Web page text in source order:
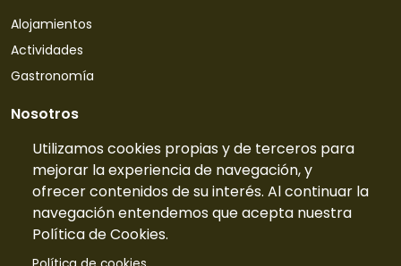
Utilizamos cookies propias y de terceros para
mejorar la experiencia de navegación, y
ofrecer contenidos de su interés. Al continuar la
navegación entendemos que acepta nuestra
Política de Cookies.
Alojamientos
Actividades
Gastronomía
Nosotros
Quiénes somos
Contacto
Tarifas
Preguntas frecuentes
Información